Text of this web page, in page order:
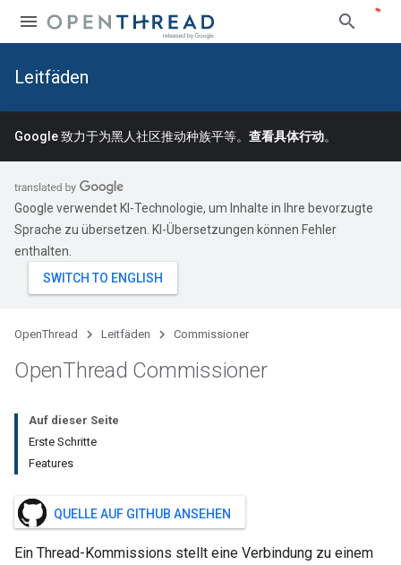
Leitfäden
Google 致力于为黑人社区推动种族平等。 查看具体行动。
Google verwendet KI-Technologie, um Inhalte in Ihre bevorzugte
Sprache zu übersetzen. KI-Übersetzungen können Fehler
enthalten.
OpenThread Leitfäden Commissioner
OpenThread Commissioner
Auf dieser Seite
Erste Schritte
Features
QUELLE AUF GITHUB ANSEHEN
Ein Thread-Kommissions stellt eine Verbindung zu einem